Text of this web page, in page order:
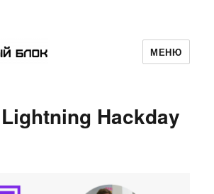
МЕНЮ
Hackday